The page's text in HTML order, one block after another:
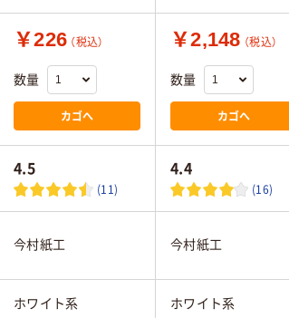
￥226 （税込）
数量
カゴへ
￥2,148 （税込）
数量
カゴへ
4.5
(11)
4.4
(16)
今村紙工 今村紙工
ホワイト系 ホワイト系